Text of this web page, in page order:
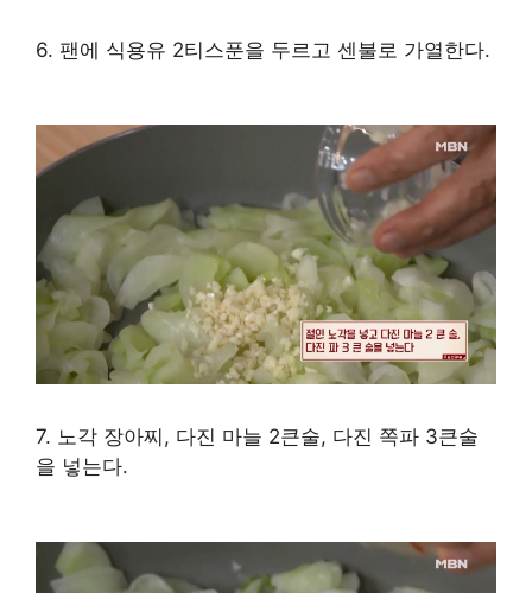
6. 팬에 식용유 2티스푼을 두르고 센불로 가열한다.
7. 노각 장아찌, 다진 마늘 2큰술, 다진 쪽파 3큰술
을 넣는다.